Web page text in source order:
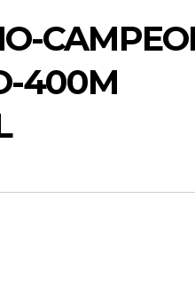
400M